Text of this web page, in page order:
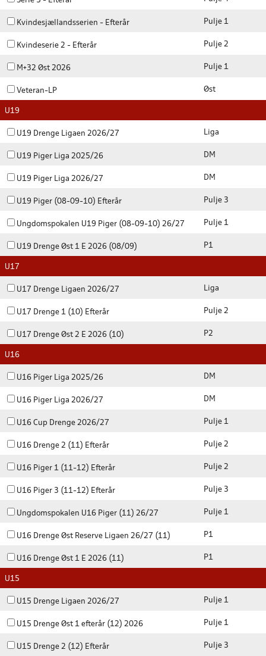
Kvindesjællandsserien - Efterår Pulje 1
Kvindeserie 2 - Efterår Pulje 2
M+32 Øst 2026 Pulje 1
Veteran-LP Øst
U19
U19 Drenge Ligaen 2026/27 Liga
U19 Piger Liga 2025/26 DM
U19 Piger Liga 2026/27 DM
U19 Piger (08-09-10) Efterår Pulje 3
Ungdomspokalen U19 Piger (08-09-10) 26/27 Pulje 1
U19 Drenge Øst 1 E 2026 (08/09) P1
U17
U17 Drenge Ligaen 2026/27 Liga
U17 Drenge 1 (10) Efterår Pulje 2
U17 Drenge Øst 2 E 2026 (10) P2
U16
U16 Piger Liga 2025/26 DM
U16 Piger Liga 2026/27 DM
U16 Cup Drenge 2026/27 Pulje 1
U16 Drenge 2 (11) Efterår Pulje 2
U16 Piger 1 (11-12) Efterår Pulje 2
U16 Piger 3 (11-12) Efterår Pulje 3
Ungdomspokalen U16 Piger (11) 26/27 Pulje 1
U16 Drenge Øst Reserve Ligaen 26/27 (11) P1
U16 Drenge Øst 1 E 2026 (11) P1
U15
U15 Drenge Ligaen 2026/27 Pulje 1
U15 Drenge Øst 1 efterår (12) 2026 Pulje 1
U15 Drenge 2 (12) Efterår Pulje 3